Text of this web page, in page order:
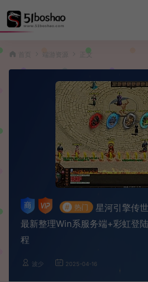
端游资源 正文
# 热门
星河引擎传
最新整理Win系服务端+彩虹登
程
波少 2025-04-16